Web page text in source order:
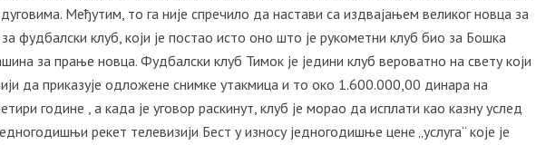
Међутим, то га није спречило да настави са издвајањем великог новца за
фудбалски клуб, који је постао исто оно што је рукометни клуб био за Бошка
за прање новца. Фудбалски клуб Тимок је једини клуб вероватно на свету који
да приказује одложене снимке утакмица и то око 1.600.000,00 динара на
године , а када је уговор раскинут, клуб је морао да исплати као казну услед
рекет телевизији Бест у износу једногодишње цене „услуга“ које је